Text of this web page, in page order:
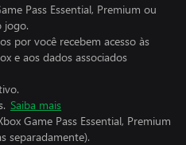
Pass Essential, Premium ou
jogo.
por você recebem acesso às
e aos dados associados
Saiba mais
Game Pass Essential, Premium
separadamente).